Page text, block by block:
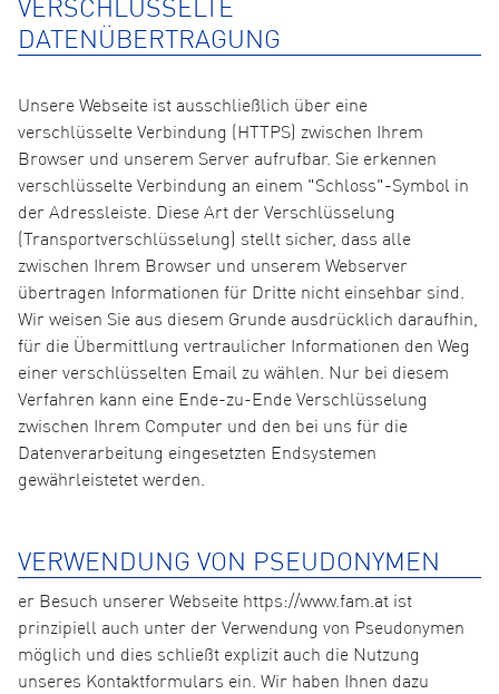
VERSCHLÜSSELTE
DATENÜBERTRAGUNG
Unsere Webseite ist ausschließlich über eine
verschlüsselte Verbindung (HTTPS) zwischen Ihrem
Browser und unserem Server aufrufbar. Sie erkennen
verschlüsselte Verbindung an einem "Schloss"-Symbol in
der Adressleiste. Diese Art der Verschlüsselung
(Transportverschlüsselung) stellt sicher, dass alle
zwischen Ihrem Browser und unserem Webserver
übertragen Informationen für Dritte nicht einsehbar sind.
Wir weisen Sie aus diesem Grunde ausdrücklich daraufhin,
für die Übermittlung vertraulicher Informationen den Weg
einer verschlüsselten Email zu wählen. Nur bei diesem
Verfahren kann eine Ende-zu-Ende Verschlüsselung
zwischen Ihrem Computer und den bei uns für die
Datenverarbeitung eingesetzten Endsystemen
gewährleistetet werden.
VERWENDUNG VON PSEUDONYMEN
er Besuch unserer Webseite https://www.fam.at ist
prinzipiell auch unter der Verwendung von Pseudonymen
möglich und dies schließt explizit auch die Nutzung
unseres Kontaktformulars ein. Wir haben Ihnen dazu